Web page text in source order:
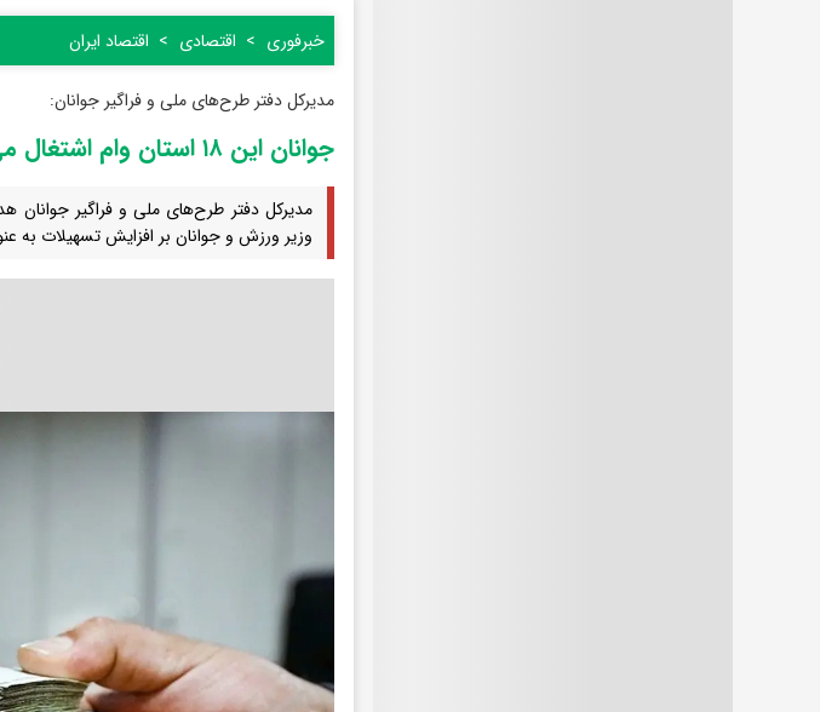
خبرفوری اقتصادی اقتصاد ایران
مدیرکل دفتر طرح‌های ملی و فراگیر جوانان:
جوانان این ۱۸ استان وام اشتغال می‌گیرند
مدیرکل دفتر طرح‌های ملی و فراگیر جوانان
وزیر ورزش و جوانان بر افزایش تسهیلات به